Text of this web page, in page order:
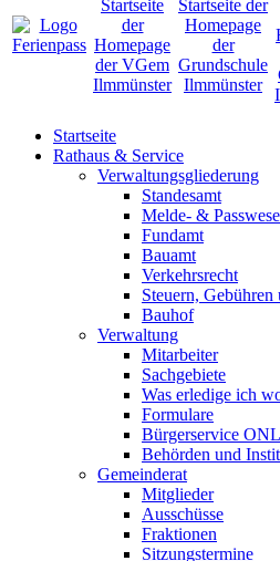
Startseite
Rathaus & Service
Verwaltungsgliederung
Standesamt
Melde- &
Fundamt
Bauamt
Verkehrsrecht
Steuern, Gebühren
Bauhof
Verwaltung
Mitarbeiter
Sachgebiete
Was erledige ich
Formulare
Bürgerservice
Behörden und
Gemeinderat
Mitglieder
Ausschüsse
Fraktionen
Sitzungstermine